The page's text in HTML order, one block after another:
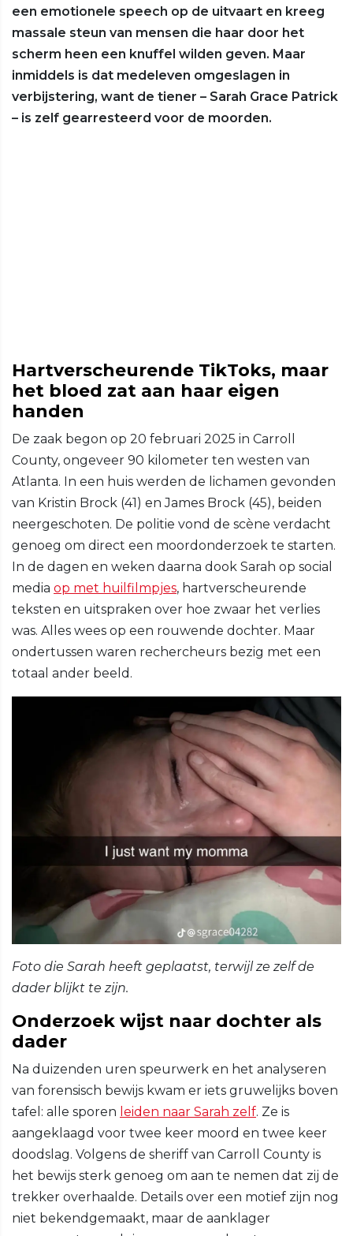
een emotionele speech op de uitvaart en kreeg
massale steun van mensen die haar door het
scherm heen een knuffel wilden geven. Maar
inmiddels is dat medeleven omgeslagen in
verbijstering, want de tiener – Sarah Grace Patrick
– is zelf gearresteerd voor de moorden.
Hartverscheurende TikToks, maar
het bloed zat aan haar eigen
handen
De zaak begon op 20 februari 2025 in Carroll
County, ongeveer 90 kilometer ten westen van
Atlanta. In een huis werden de lichamen gevonden
van Kristin Brock (41) en James Brock (45), beiden
neergeschoten. De politie vond de scène verdacht
genoeg om direct een moordonderzoek te starten.
In de dagen en weken daarna dook Sarah op social
media op met huilfilmpjes, hartverscheurende
teksten en uitspraken over hoe zwaar het verlies
was. Alles wees op een rouwende dochter. Maar
ondertussen waren rechercheurs bezig met een
totaal ander beeld.
Foto die Sarah heeft geplaatst, terwijl ze zelf de
dader blijkt te zijn.
Onderzoek wijst naar dochter als
dader
Na duizenden uren speurwerk en het analyseren
van forensisch bewijs kwam er iets gruwelijks boven
tafel: alle sporen leiden naar Sarah zelf. Ze is
aangeklaagd voor twee keer moord en twee keer
doodslag. Volgens de sheriff van Carroll County is
het bewijs sterk genoeg om aan te nemen dat zij de
trekker overhaalde. Details over een motief zijn nog
niet bekendgemaakt, maar de aanklager